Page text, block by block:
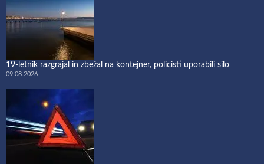
19-letnik razgrajal in zbežal na kontejner, policisti uporabili silo
09.08.2026